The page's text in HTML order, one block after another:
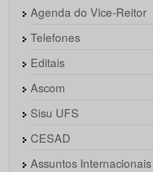
Agenda do Vice-Reitor
Telefones
Editais
Ascom
Sisu UFS
CESAD
Assuntos Internacionais